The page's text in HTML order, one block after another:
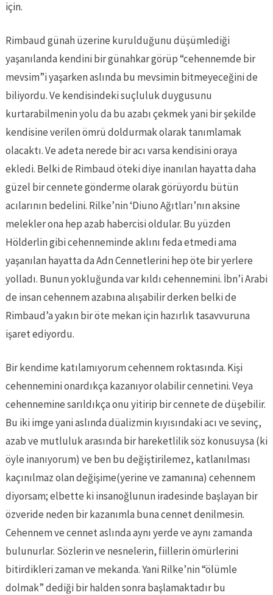
için.
Rimbaud günah üzerine kurulduğunu düşümlediği
yaşanılanda kendini bir günahkar görüp “cehennemde bir
mevsim”i yaşarken aslında bu mevsimin bitmeyeceğini de
biliyordu. Ve kendisindeki suçluluk duygusunu
kurtarabilmenin yolu da bu azabı çekmek yani bir şekilde
kendisine verilen ömrü doldurmak olarak tanımlamak
olacaktı. Ve adeta nerede bir acı varsa kendisini oraya
ekledi. Belki de Rimbaud öteki diye inanılan hayatta daha
güzel bir cennete gönderme olarak görüyordu bütün
acılarının bedelini. Rilke’nin ‘Diuno Ağıtları’nın aksine
melekler ona hep azab habercisi oldular. Bu yüzden
Hölderlin gibi cehenneminde aklını feda etmedi ama
yaşanılan hayatta da Adn Cennetlerini hep öte bir yerlere
yolladı. Bunun yokluğunda var kıldı cehennemini. İbn’i Arabi
de insan cehennem azabına alışabilir derken belki de
Rimbaud’a yakın bir öte mekan için hazırlık tasavvuruna
işaret ediyordu.
Bir kendime katılamıyorum cehennem roktasında. Kişi
cehennemini onardıkça kazanıyor olabilir cennetini. Veya
cehennemine sarıldıkça onu yitirip bir cennete de düşebilir.
Bu iki imge yani aslında düalizmin kıyısındaki acı ve sevinç,
azab ve mutluluk arasında bir hareketlilik söz konusuysa (ki
öyle inanıyorum) ve ben bu değiştirilemez, katlanılması
kaçınılmaz olan değişime(yerine ve zamanına) cehennem
diyorsam; elbette ki insanoğlunun iradesinde başlayan bir
özveride neden bir kazanımla buna cennet denilmesin.
Cehennem ve cennet aslında aynı yerde ve aynı zamanda
bulunurlar. Sözlerin ve nesnelerin, fiillerin ömürlerini
bitirdikleri zaman ve mekanda. Yani Rilke’nin “ölümle
dolmak” dediği bir halden sonra başlamaktadır bu